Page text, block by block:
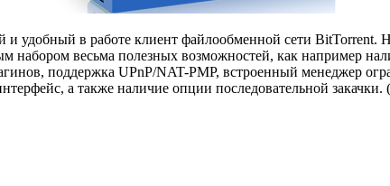
удобный в работе клиент файлообменной сети BitTorrent.
набором весьма полезных возможностей, как например
поддержка UPnP/NAT-PMP, встроенный менеджер
а также наличие опции последовательной